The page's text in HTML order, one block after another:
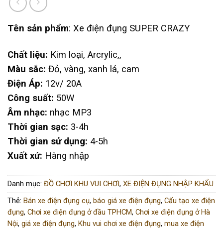
Tên sản phẩm: Xe điện đụng SUPER CRAZY
Chất liệu: Kim loại, Arcrylic,,
Màu sắc: Đỏ, vàng, xanh lá, cam
Điện Áp: 12v/ 20A
Công suất: 50W
Âm nhạc: nhạc MP3
Thời gian sạc: 3-4h
Thời gian sử dụng: 4-5h
Xuất xứ: Hàng nhập
Danh mục: ĐỒ CHƠI KHU VUI CHƠI, XE ĐIỆN ĐỤNG NHẬP KHẨU
Thẻ: Bán xe điện đụng cụ, báo giá xe điện đụng, Cấu tạo xe điện
đụng, Chơi xe điện đụng ở đầu TPHCM, Chơi xe điện đụng ở Hà
Nội, giá xe điện đụng, Khu vui chơi xe điện đụng, mua xe điện